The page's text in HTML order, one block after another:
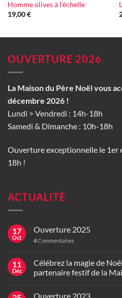
Homme olives à l’échelle
19,00€
OUVERTURE 2026
La Maison du Père Noël vous
décembre 2026 !
Lundi > Vendredi : 14h-18h
Samedi & Dimanche : 10h-18h
Ouverture exceptionnelle le 1er
18h !
ACTUALITÉ
17
Oct
Ouverture 2025
4Commentaires
11
Déc
Célébrez la magie de
partenaire festif de la
Ouverture 2023